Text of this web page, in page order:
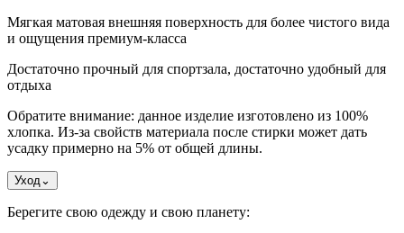
Мягкая матовая внешняя поверхность для более чистого вида
и ощущения премиум-класса
Достаточно прочный для спортзала, достаточно удобный для
отдыха
Обратите внимание: данное изделие изготовлено из 100%
хлопка. Из-за свойств материала после стирки может дать
усадку примерно на 5% от общей длины.
Уход ⌄
Берегите свою одежду и свою планету: